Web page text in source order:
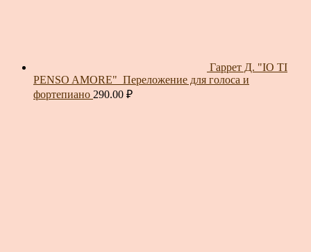
Гаррет Д. "IO TI
PENSO AMORE"_Переложение для голоса и
фортепиано 290.00 ₽